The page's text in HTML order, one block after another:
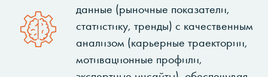
данные (рыночные показатели,
статистику, тренды) с качественным
анализом (карьерные траектории,
мотивационные профили,